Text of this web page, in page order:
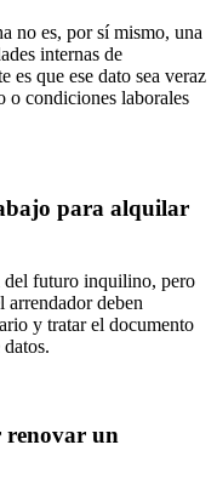
no es, por sí mismo, una
internas de
que ese dato sea veraz
o condiciones laborales
para alquilar
del futuro inquilino, pero
deben
y tratar el documento
renovar un